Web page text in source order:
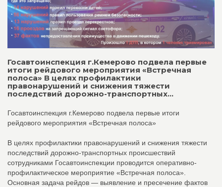
Госавтоинспекция г.Кемерово подвела первые
итоги рейдового мероприятия «Встречная
полоса» В целях профилактики
правонарушений и снижения тяжести
последствий дорожно-транспортных...
Госавтоинспекция г.Кемерово подвела первые итоги
рейдового мероприятия «Встречная полоса»
В целях профилактики правонарушений и снижения тяжести
последствий дорожно-транспортных происшествий
сотрудниками Госавтоинспекции проводится оперативно-
профилактическое мероприятие «Встречная полоса».
Основная задача рейдов — выявление и пресечение фактов